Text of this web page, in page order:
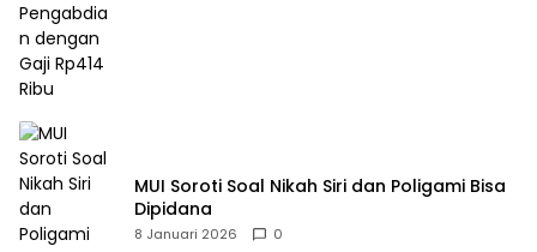
MUI Soroti Soal Nikah Siri dan Poligami Bisa
Dipidana
8 Januari 2026 0